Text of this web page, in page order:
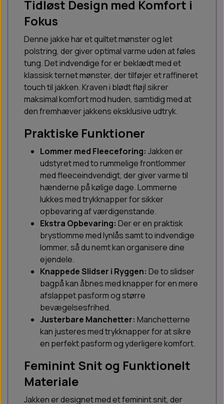
Tidløst Design med Komfort i
Fokus
Denne jakke har et quiltet mønster og let
polstring, der giver optimal varme uden at føles
tung. Det indvendige for er beklædt med et
klassisk ternet mønster, der tilføjer et raffineret
touch til jakken. Kraven i blødt fløjl sikrer
maksimal komfort mod huden, samtidig med at
den fremhæver jakkens eksklusive udtryk.
Praktiske Funktioner
Lommer med Fleeceforing: Jakken er
udstyret med to rummelige frontlommer
med fleeceindvendigt, der giver varme til
hænderne på kølige dage. Lommerne
lukkes med trykknapper for sikker
opbevaring af værdigenstande.
Ekstra Opbevaring: Der er en praktisk
brystlomme med lynlås samt to indvendige
lommer, så du nemt kan organisere dine
ejendele.
Knappede Slidser i Ryggen: De to slidser
bagpå kan åbnes med knapper for en mere
afslappet pasform og større
bevægelsesfrihed.
Justerbare Manchetter: Manchetterne
kan justeres med trykknapper for at sikre
en perfekt pasform og yderligere komfort.
Feminint Snit og Funktionelt
Materiale
Jakken er designet med et feminint snit, der